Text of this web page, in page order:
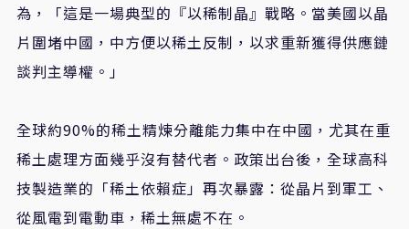
為，「這是一場典型的『以稀制晶』戰略。當美國以晶
片圍堵中國，中方便以稀土反制，以求重新獲得供應鏈
談判主導權。」
全球約90%的稀土精煉分離能力集中在中國，尤其在重
稀土處理方面幾乎沒有替代者。政策出台後，全球高科
技製造業的「稀土依賴症」再次暴露：從晶片到軍工、
從風電到電動車，稀土無處不在。